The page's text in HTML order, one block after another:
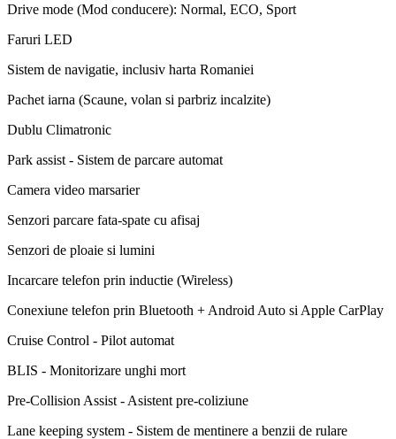
Drive mode (Mod conducere): Normal, ECO, Sport
Faruri LED
Sistem de navigatie, inclusiv harta Romaniei
Pachet iarna (Scaune, volan si parbriz incalzite)
Dublu Climatronic
Park assist - Sistem de parcare automat
Camera video marsarier
Senzori parcare fata-spate cu afisaj
Senzori de ploaie si lumini
Incarcare telefon prin inductie (Wireless)
Conexiune telefon prin Bluetooth + Android Auto si Apple CarPlay
Cruise Control - Pilot automat
BLIS - Monitorizare unghi mort
Pre-Collision Assist - Asistent pre-coliziune
Lane keeping system - Sistem de mentinere a benzii de rulare